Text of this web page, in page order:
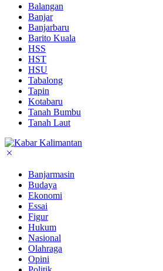
Balangan
Banjar
Banjarbaru
Barito Kuala
HSS
HST
HSU
Tabalong
Tapin
Kotabaru
Tanah Bumbu
Tanah Laut
Banjarmasin
Budaya
Ekonomi
Essai
Figur
Hukum
Nasional
Olahraga
Opini